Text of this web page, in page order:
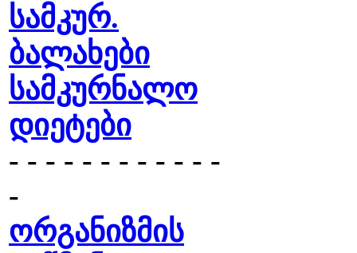
სამკურ.
ბალახები
სამკურნალო
დიეტები
- - - - - - - - - - - -
-
ორგანიზმის